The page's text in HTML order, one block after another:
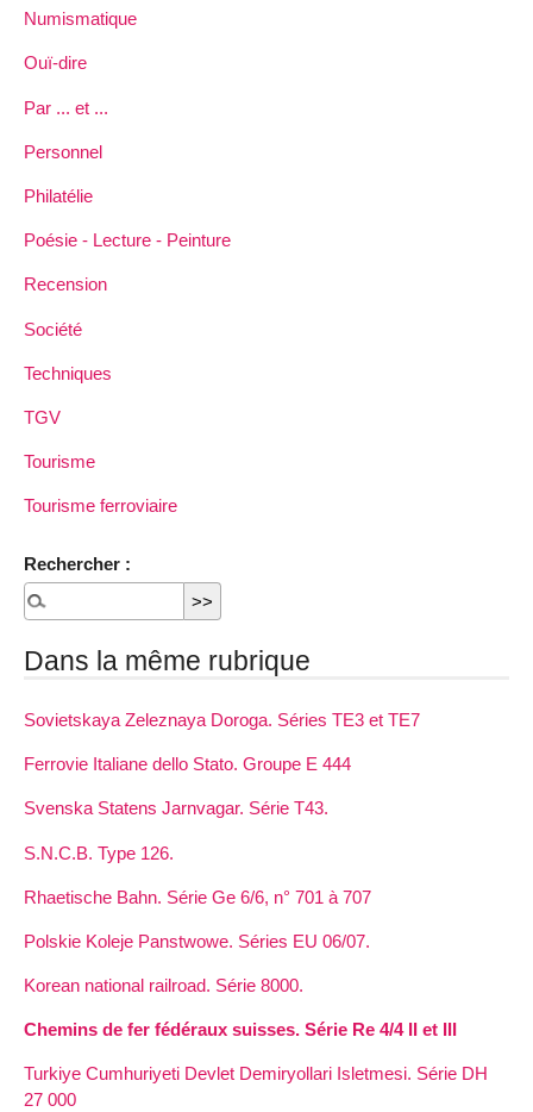
Numismatique
Ouï-dire
Par ... et ...
Personnel
Philatélie
Poésie - Lecture - Peinture
Recension
Société
Techniques
TGV
Tourisme
Tourisme ferroviaire
Rechercher :
Dans la même rubrique
Sovietskaya Zeleznaya Doroga. Séries TE3 et TE7
Ferrovie Italiane dello Stato. Groupe E 444
Svenska Statens Jarnvagar. Série T43.
S.N.C.B. Type 126.
Rhaetische Bahn. Série Ge 6/6, n° 701 à 707
Polskie Koleje Panstwowe. Séries EU 06/07.
Korean national railroad. Série 8000.
Chemins de fer fédéraux suisses. Série Re 4/4 II et III
Turkiye Cumhuriyeti Devlet Demiryollari Isletmesi. Série DH
27 000